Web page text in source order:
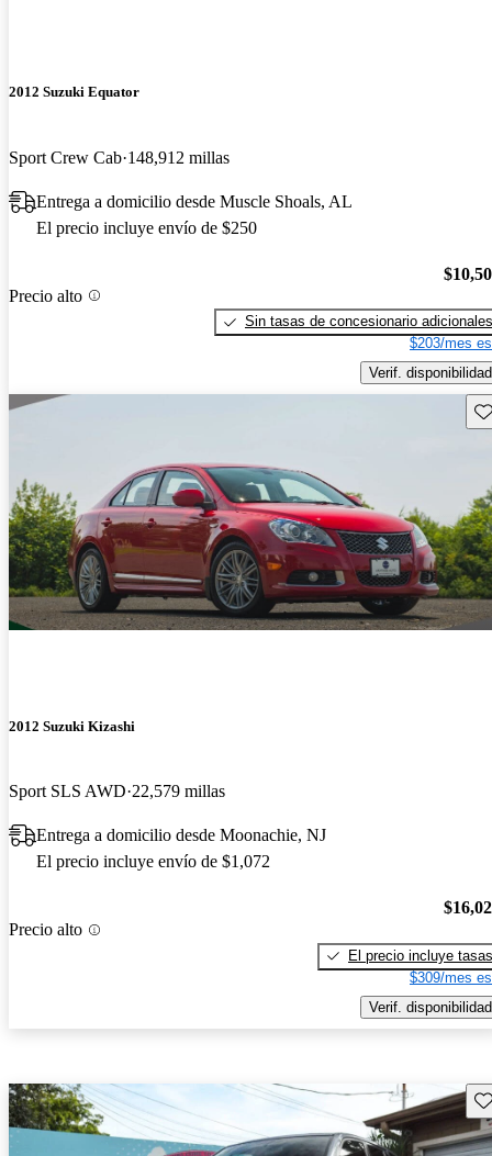
2012 Suzuki Equator
Sport Crew Cab 148,912 millas
Entrega a domicilio desde Muscle Shoals, AL
El precio incluye envío de $250
Precio alto
Sin tasas de concesionario adicionales
$203/mes
Verif. disponibilidad
2012 Suzuki Kizashi
Sport SLS AWD 22,579 millas
Entrega a domicilio desde Moonachie, NJ
El precio incluye envío de $1,072
Precio alto
El precio incluye tasas
$309/mes
Verif. disponibilidad